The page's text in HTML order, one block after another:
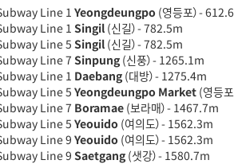
Line 1Yeongdeungpo (영등포）-
Line 1Singil(신길）- 782.5m
Line 5Singil(신길）- 782.5m
Line 7Sinpung(신풍）- 1265.1m
Line 1 Daebang(대방）- 1275.4m
Line 5Yeongdeungpo Market(영등
Line 7 Boramae(보라매）- 1467.7m
Line 5Yeouido (여의도）- 1562.3m
Line 9Yeouido (여의도）- 1562.3m
Line 9Saetgang(샛강）- 1580.7m